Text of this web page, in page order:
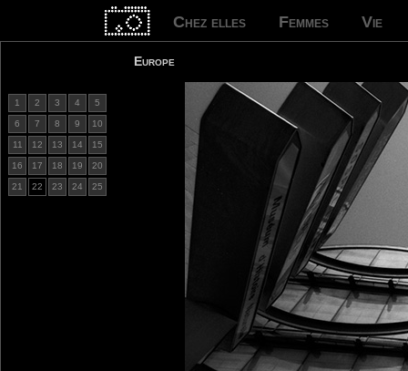
Chez elles Femmes Vie
Europe
1 2 3 4 5
6 7 8 9 10
11 12 13 14 15
16 17 18 19 20
21 22 23 24 25